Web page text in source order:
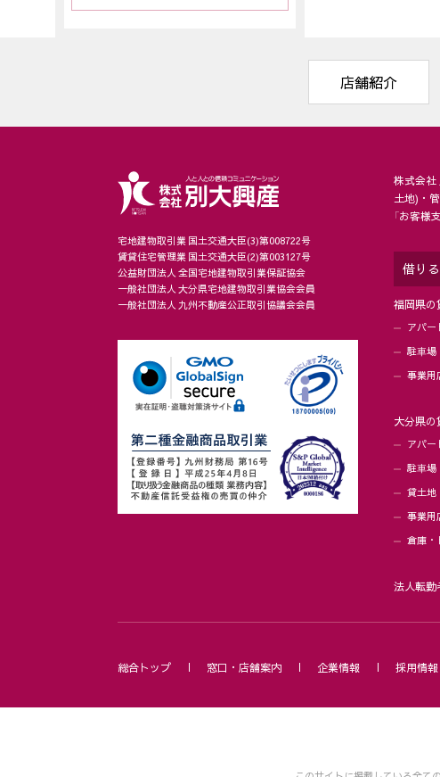
店舗紹介
宅地建物取引業 国土交通大臣(3)第008722号
賃貸住宅管理業 国土交通大臣(2)第003127号
公益財団法人 全国宅地建物取引業保証協会
一般社団法人 大分県宅地建物取引業協会会員
一般社団法人 九州不動産公正取引協議会会員
株式会社
土地)・
「お客様
借りる
福岡県の
アパー
駐⾞場
事業用
大分県の
アパー
駐⾞場
貸土地
事業用
倉庫・
法人転勤
総合トップ 窓口・店舗案内 企業情報 採用情報